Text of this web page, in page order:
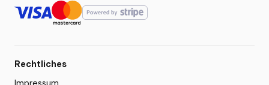
Rechtliches